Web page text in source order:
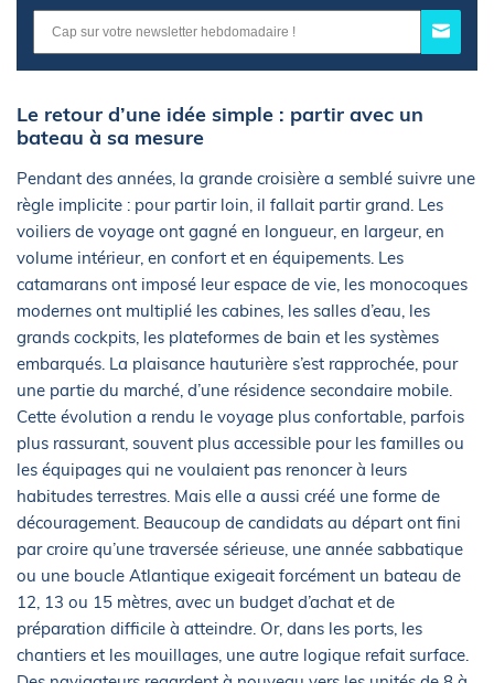
Le retour d’une idée simple : partir avec un
bateau à sa mesure
Pendant des années, la grande croisière a semblé suivre une
règle implicite : pour partir loin, il fallait partir grand. Les
voiliers de voyage ont gagné en longueur, en largeur, en
volume intérieur, en confort et en équipements. Les
catamarans ont imposé leur espace de vie, les monocoques
modernes ont multiplié les cabines, les salles d’eau, les
grands cockpits, les plateformes de bain et les systèmes
embarqués. La plaisance hauturière s’est rapprochée, pour
une partie du marché, d’une résidence secondaire mobile.
Cette évolution a rendu le voyage plus confortable, parfois
plus rassurant, souvent plus accessible pour les familles ou
les équipages qui ne voulaient pas renoncer à leurs
habitudes terrestres. Mais elle a aussi créé une forme de
découragement. Beaucoup de candidats au départ ont fini
par croire qu’une traversée sérieuse, une année sabbatique
ou une boucle Atlantique exigeait forcément un bateau de
12, 13 ou 15 mètres, avec un budget d’achat et de
préparation difficile à atteindre. Or, dans les ports, les
chantiers et les mouillages, une autre logique refait surface.